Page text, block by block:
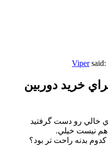
Vipersaid:
خريد دوربين
خالي رو دست گرفتيد
هم نيست خيلي.
كدوم بدنه راحت تر بود؟